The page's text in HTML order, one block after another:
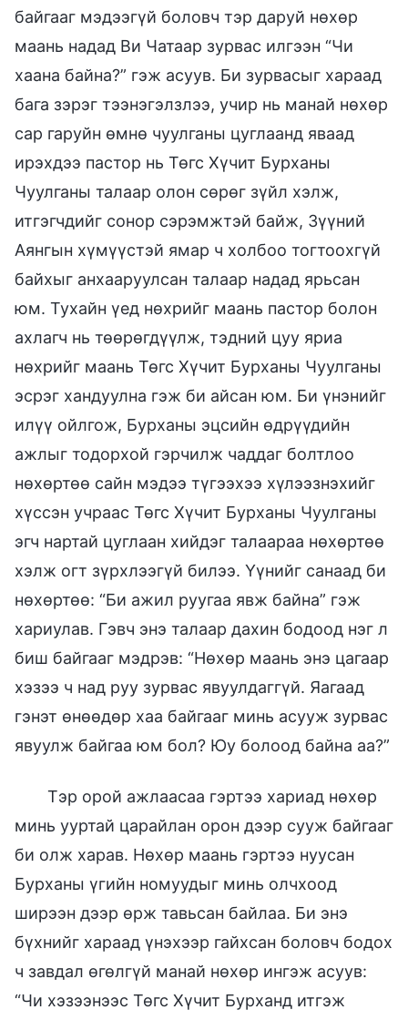
байгааг мэдээгүй боловч тэр даруй нөхөр
маань надад Ви Чатаар зурвас илгээн “Чи
хаана байна?” гэж асуув. Би зурвасыг хараад
бага зэрэг тээнэгэлзлээ, учир нь манай нөхөр
сар гаруйн өмнө чуулганы цуглаанд яваад
ирэхдээ пастор нь Төгс Хүчит Бурханы
Чуулганы талаар олон сөрөг зүйл хэлж,
итгэгчдийг сонор сэрэмжтэй байж, Зүүний
Аянгын хүмүүстэй ямар ч холбоо тогтоохгүй
байхыг анхааруулсан талаар надад ярьсан
юм. Тухайн үед нөхрийг маань пастор болон
ахлагч нь төөрөгдүүлж, тэдний цуу яриа
нөхрийг маань Төгс Хүчит Бурханы Чуулганы
эсрэг хандуулна гэж би айсан юм. Би үнэнийг
илүү ойлгож, Бурханы эцсийн өдрүүдийн
ажлыг тодорхой гэрчилж чаддаг болтлоо
нөхөртөө сайн мэдээ түгээхээ хүлээзнэхийг
хүссэн учраас Төгс Хүчит Бурханы Чуулганы
эгч нартай цуглаан хийдэг талаараа нөхөртөө
хэлж огт зүрхлээгүй билээ. Үүнийг санаад би
нөхөртөө: “Би ажил руугаа явж байна” гэж
хариулав. Гэвч энэ талаар дахин бодоод нэг л
биш байгааг мэдрэв: “Нөхөр маань энэ цагаар
хэзээ ч над руу зурвас явуулдаггүй. Яагаад
гэнэт өнөөдөр хаа байгааг минь асууж зурвас
явуулж байгаа юм бол? Юу болоод байна аа?”
Тэр орой ажлаасаа гэртээ хариад нөхөр
минь ууртай царайлан орон дээр сууж байгааг
би олж харав. Нөхөр маань гэртээ нуусан
Бурханы үгийн номуудыг минь олчхоод
ширээн дээр өрж тавьсан байлаа. Би энэ
бүхнийг хараад үнэхээр гайхсан боловч бодох
ч завдал өгөлгүй манай нөхөр ингэж асуув:
“Чи хэзээнээс Төгс Хүчит Бурханд итгэж